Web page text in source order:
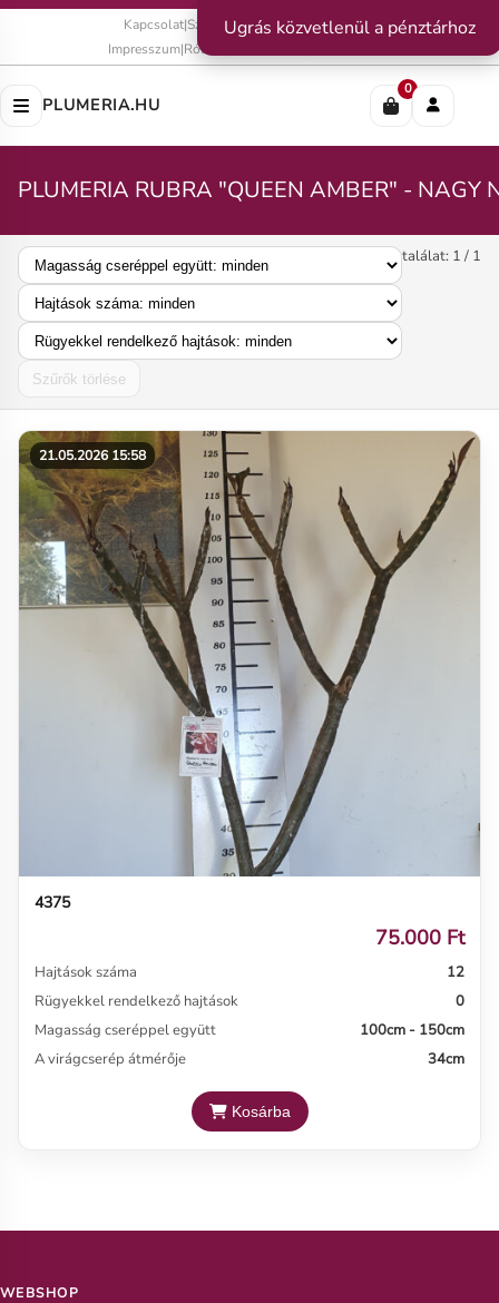
Kapcsolat|Szállítás|Fizetési módok
Impresszum|Rólunk
PLUMERIA.HU
0
PLUMERIA RUBRA "QUEEN AMBER" - NAGY
Szűrők törlése
találat: 1 / 1
21.05.2026 15:58
4375
75.000 Ft
Hajtások száma
12
Rügyekkel rendelkező hajtások
0
Magasság cseréppel együtt
100cm - 150cm
A virágcserép átmérője
34cm
Kosárba
WEBSHOP
Ugrás közvetlenül a pénztárhoz